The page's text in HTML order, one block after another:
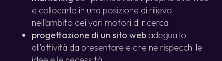
e collocarlo in una posizione di rilievo
nell’ambito dei vari motori di ricerca
progettazione di un sito web adeguato
all’attività da presentare e che ne rispecchi le